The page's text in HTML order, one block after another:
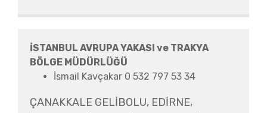
İSTANBUL AVRUPA YAKASI ve TRAKYA
BÖLGE MÜDÜRLÜĞÜ
İsmail Kavçakar 0 532 797 53 34
ÇANAKKALE GELİBOLU, EDİRNE,